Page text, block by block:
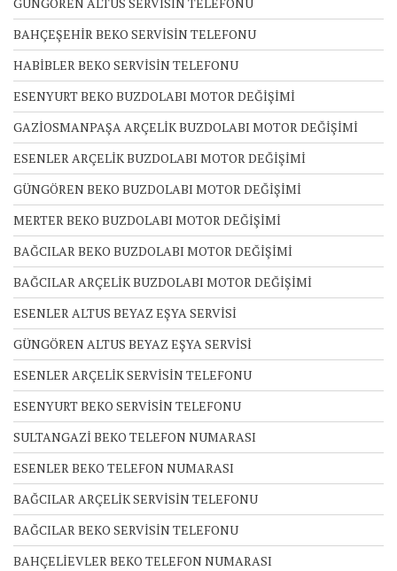
GÜNGÖREN ALTUS SERVİSİN TELEFONU
BAHÇEŞEHİR BEKO SERVİSİN TELEFONU
HABİBLER BEKO SERVİSİN TELEFONU
ESENYURT BEKO BUZDOLABI MOTOR DEĞİŞİMİ
GAZİOSMANPAŞA ARÇELİK BUZDOLABI MOTOR DEĞİŞİMİ
ESENLER ARÇELİK BUZDOLABI MOTOR DEĞİŞİMİ
GÜNGÖREN BEKO BUZDOLABI MOTOR DEĞİŞİMİ
MERTER BEKO BUZDOLABI MOTOR DEĞİŞİMİ
BAĞCILAR BEKO BUZDOLABI MOTOR DEĞİŞİMİ
BAĞCILAR ARÇELİK BUZDOLABI MOTOR DEĞİŞİMİ
ESENLER ALTUS BEYAZ EŞYA SERVİSİ
GÜNGÖREN ALTUS BEYAZ EŞYA SERVİSİ
ESENLER ARÇELİK SERVİSİN TELEFONU
ESENYURT BEKO SERVİSİN TELEFONU
SULTANGAZİ BEKO TELEFON NUMARASI
ESENLER BEKO TELEFON NUMARASI
BAĞCILAR ARÇELİK SERVİSİN TELEFONU
BAĞCILAR BEKO SERVİSİN TELEFONU
BAHÇELİEVLER BEKO TELEFON NUMARASI